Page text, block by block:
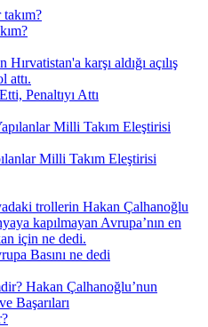
Penaltıyı Attı
Milli Takım Eleştirisi
Basını ne dedi